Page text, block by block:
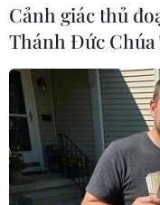
TIN LIÊN QUAN
Cảnh giác thủ
Thánh Đức Chúa